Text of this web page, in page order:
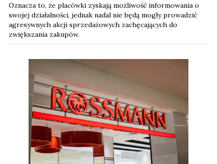
Oznacza to, że placówki zyskają możliwość informowania o
swojej działalności, jednak nadal nie będą mogły prowadzić
agresywnych akcji sprzedażowych zachęcających do
zwiększania zakupów.